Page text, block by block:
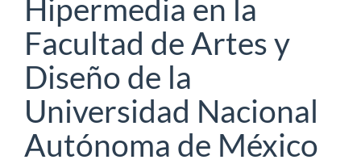
Hipermedia en la
Facultad de Artes y
Diseño de la
Universidad Nacional
Autónoma de México